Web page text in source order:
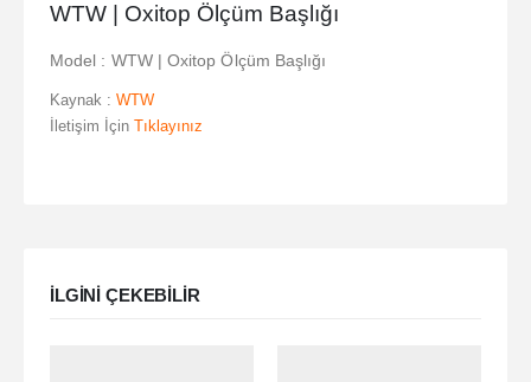
WTW | Oxitop Ölçüm Başlığı
Model : WTW | Oxitop Ölçüm Başlığı
Kaynak : WTW
İletişim İçin Tıklayınız
ILGINI ÇEKEBILIR